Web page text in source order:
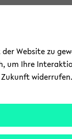
Website zu
um Ihre